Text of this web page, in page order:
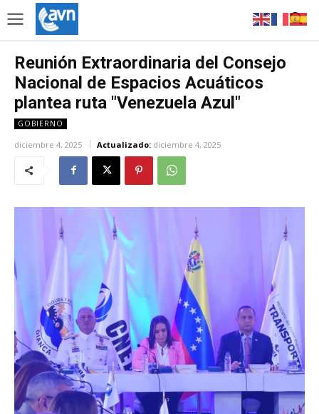
Reunión Extraordinaria del Consejo
Nacional de Espacios Acuáticos
plantea ruta "Venezuela Azul"
GOBIERNO
diciembre 4, 2025 Actualizado: diciembre 4, 2025